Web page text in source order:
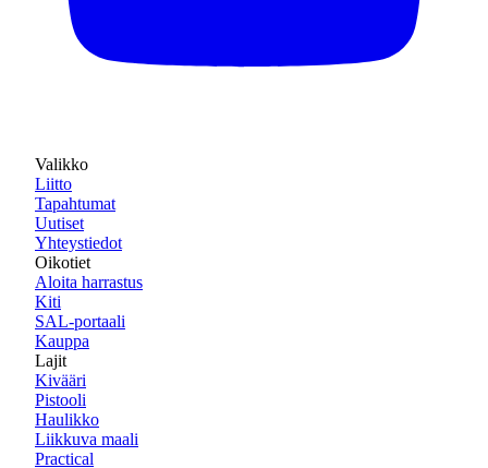
Valikko
Liitto
Tapahtumat
Uutiset
Yhteystiedot
Oikotiet
Aloita harrastus
Kiti
SAL-portaali
Kauppa
Lajit
Kivääri
Pistooli
Haulikko
Liikkuva maali
Practical